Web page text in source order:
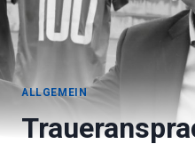
ALLGEMEIN